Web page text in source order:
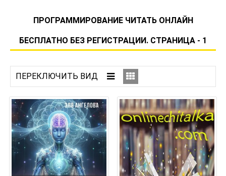
ПРОГРАММИРОВАНИЕ ЧИТАТЬ ОНЛАЙН
БЕСПЛАТНО БЕЗ РЕГИСТРАЦИИ. СТРАНИЦА - 1